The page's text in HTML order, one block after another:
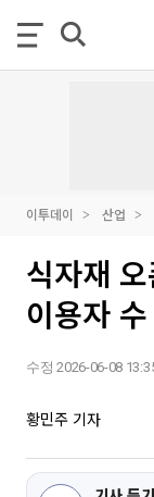
이투데이 산업
식자재
이용자
수정 2026-06-08
황민주 기자